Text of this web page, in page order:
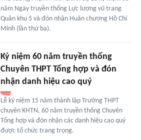
năm Ngày truyền thống Lực lượng vũ trang
Quân khu 5 và đón nhận Huân chương Hồ Chí
Minh (lần thứ ba).
Kỷ niệm 60 năm truyền thống
Chuyên THPT Tổng hợp và đón
nhận danh hiệu cao quý
Lễ kỷ niệm 15 năm thành lập Trường THPT
chuyên KHTN, 60 năm truyền thống Chuyên
Tổng hợp và đón nhận các danh hiệu cao quý
được tổ chức trang trọng.